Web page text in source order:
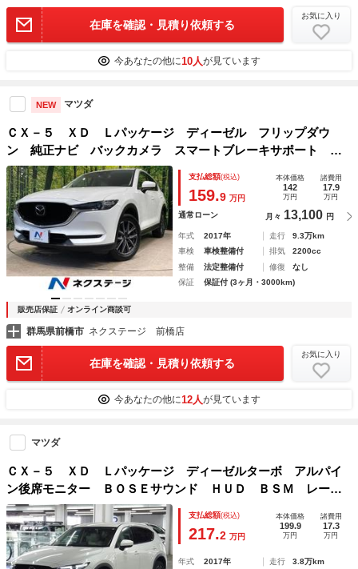
在庫を確認・見積り依頼する
お気に入り
今あなたの他に10人が見ています
NEW マツダ
ＣＸ－５ ＸＤ Ｌパッケージ ディーゼル フリップダウ
ン 純正ナビ バックカメラ スマートブレーキサポート レ
ーダークルーズ ＢＯＳＥサウンド ＤＶＤ／ＣＤフルセグ
禁煙車 寒冷地仕様 ホワイト革シート シートヒーター ド
ラレコ
支払総額(税込)
159.9 万円
本体価格
142
万円
諸費用
17.9
万円
通常ローン 月々 13,100 円
年式 2017年 走行
9.3万km
車検
車検整備付 排気
2200cc
整備
法定整備付 修復
なし
保証
保証付 (3ヶ月・3000km)
販売店保証 オンライン商談可
群馬県前橋市 ネクステージ 前橋店
在庫を確認・見積り依頼する
お気に入り
今あなたの他に12人が見ています
マツダ
ＣＸ－５ ＸＤ Ｌパッケージ ディーゼルターボ アルパイ
ン後席モニター ＢＯＳＥサウンド ＨＵＤ ＢＳＭ レーダ
ークルーズ ＥＴＣ 全席シート・ステアヒーター 純正ナ
ビ サイド・バックカメラ ＢＴオーディオ パワーリフトゲ
ート パーキングセンサー
支払総額(税込)
217.2 万円
本体価格
199.9
万円
諸費用
17.3
万円
年式 2017年 走行
3.8万km